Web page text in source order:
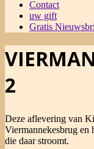
Contact
uw gift
Gratis
2
Deze aflevering van
Viermannekesbrug en
die daar stroomt.